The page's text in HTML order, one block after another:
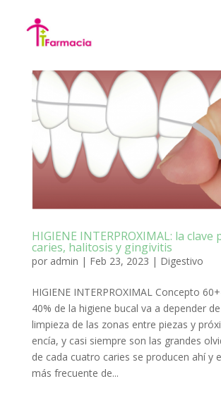
HIGIENE INTERPROXIMAL: la
caries, halitosis y gingivitis
por admin | Feb 23, 2023 | Digestivo
HIGIENE INTERPROXIMAL Concepto
40% de la higiene bucal va a depender
limpieza de las zonas entre piezas y
encía, y casi siempre son las grandes
de cada cuatro caries se producen ahí y
más frecuente de...